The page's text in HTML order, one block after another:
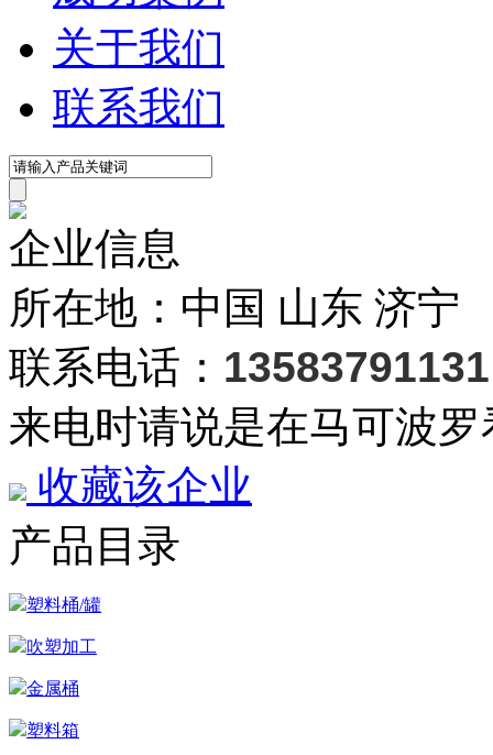
成功案例
关于我们
联系我们
企业信息
所在地：中国 山东 济宁
联系电话： 13583791131
来电时请说是在马可波
收藏该企业
产品目录
塑料桶/罐
吹塑加工
金属桶